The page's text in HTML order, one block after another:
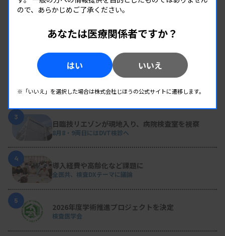
RANKING
新人臨床検査技師の歩き方 ［第16回］
変わり続ける検査の現場 #32 山形済生病院
た後”まで確認
3
日臨技リエゾンが現地入り、病院検査室を視察
8月8・9両日にはDVT検診へ
4
導入経費や高齢化など課題に
全医共、検査DXテーマに議論
5
2026年度学術推進プロジェクトを決定
検査医学会
ので、あらかじめご了承ください。
あなたは医療関係者ですか？
はい いいえ
※「いいえ」を選択した場合は株式会社じほうの公式サイトに遷移します。